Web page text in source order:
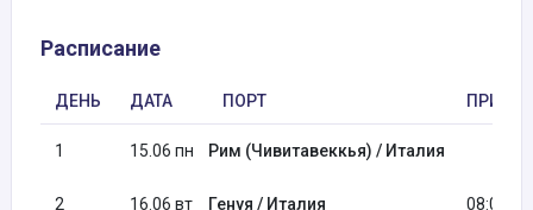
Расписание
ДЕНЬ ДАТА ПОРТ
1 15.06 пн Рим (Чивитавеккья) / Италия
2 16.06 вт Генуя / Италия 08:00